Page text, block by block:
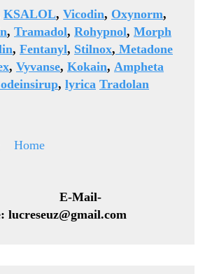
KSALOL, Vicodin, Oxynorm,
, Tramadol, Rohypnol, Morph
, Fentanyl, Stilnox, Metadone
, Vyvanse, Kokain, Ampheta
, lyrica Tradolan
Home
Mail-
lucreseuz@gmail.com